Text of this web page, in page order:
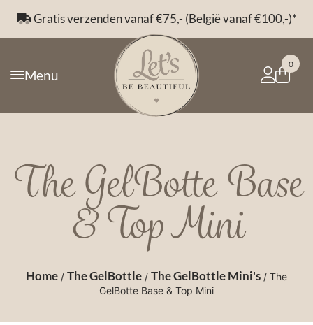
Gratis verzenden vanaf €75,- (België vanaf €100,-)*
Menu
0
The GelBotte Base
& Top Mini
Home / The GelBottle / The GelBottle Mini's / The
GelBotte Base & Top Mini